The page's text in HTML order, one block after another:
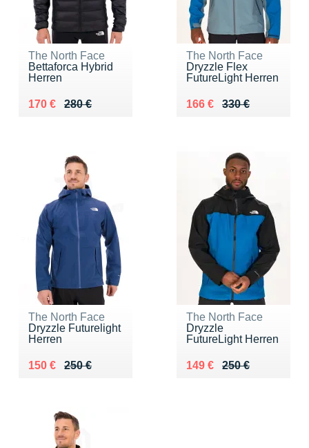
The North Face
Bettaforca Hybrid
Herren
280 €
Au lieu de 280 €
170 €
Vendu 170 €
The North Face
Dryzzle Flex
FutureLight Herren
330 €
Au lieu de 330 €
166 €
Vendu 166 €
The North Face
Dryzzle Futurelight
Herren
250 €
Au lieu de 250 €
150 €
Vendu 150 €
The North Face
Dryzzle
FutureLight Herren
250 €
Au lieu de 250 €
149 €
Vendu 149 €